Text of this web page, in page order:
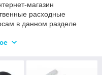
магазин
расходные
в данном разделе
как владельцам